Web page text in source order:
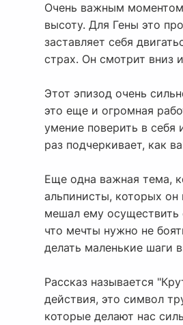
Очень важным моментом
высоту. Для Гены это
заставляет себя
страх. Он смотрит вниз
Этот эпизод очень
это еще и огромная
умение поверить в себя
раз подчеркивает, как
Еще одна важная тема,
альпинисты, которых он
мешал ему осуществить
что мечты нужно не
делать маленькие шаги
Рассказ называется
действия, это символ
которые делают нас